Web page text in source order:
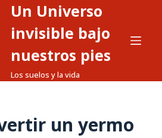
Un Universo
invisible bajo
nuestros pies
Los suelos y la vida
un yermo